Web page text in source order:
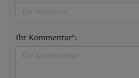
Ihr Kommentar*: